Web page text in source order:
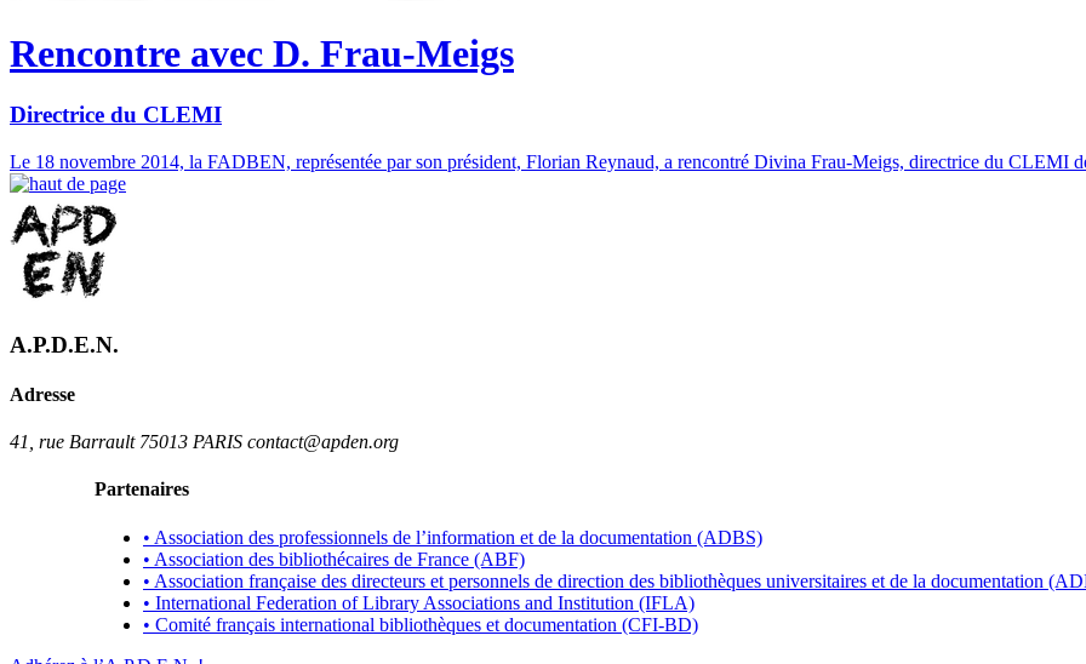
Rencontre avec D. Frau-Meigs
Directrice du CLEMI
Le 18 novembre 2014, la FADBEN, représentée par son président, Florian Reynaud, a rencontré Divina Frau-Meigs, directrice du CLEMI
A.P.D.E.N.
Adresse
41, rue Barrault 75013 PARIS contact@apden.org
Partenaires
• Association des professionnels de l’information et de la documentation (ADBS)
• Association des bibliothécaires de France (ABF)
• Association française des directeurs et personnels de direction des bibliothèques universitaires et de la documentation
• International Federation of Library Associations and Institution (IFLA)
• Comité français international bibliothèques et documentation (CFI-BD)